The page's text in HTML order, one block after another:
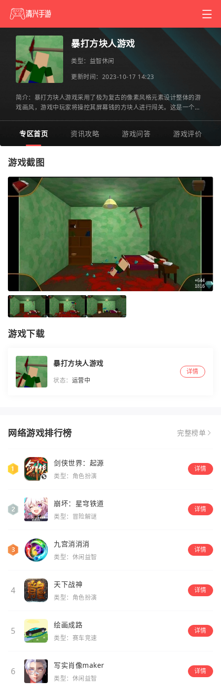
暴打方块人游戏
类型： 益智休闲
更新时间：2023-10-17 14:23
简介：暴打方块人游戏采用了极为复古的像素风格元素设计整体的游
戏画风，游戏中玩家将操控其屏幕钱的方块人进行闯关。这是一个以
专区首页 资讯攻略 游戏问答 游戏评价
游戏截图
游戏下载
暴打方块人游戏
状态： 运营中
详情
网络游戏排行榜 完整榜单
剑侠世界：起源
类型：角色扮演
详情
崩坏：星穹铁道
类型：冒险解谜
详情
九宫消消消
类型：休闲益智
详情
4
天下战神
类型：角色扮演
详情
5
绘画成路
类型：赛车竞速
详情
6
写实肖像maker
类型：休闲益智
详情